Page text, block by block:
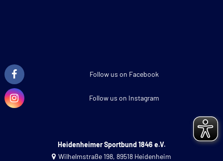
Follow us on Facebook
Follow us on Instagram
Heidenheimer Sportbund 1846 e.V.
Wilhelmstraße 198, 89518 Heidenheim